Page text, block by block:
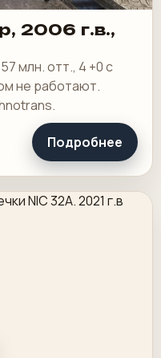
2006 г.в.,
млн. отт., 4 +0 с
не работают.
Подробнее